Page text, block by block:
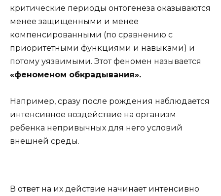
критические периоды онтогенеза оказываются
менее защищенными и менее
компенсированными (по сравнению с
приоритетными функциями и навыками) и
потому уязвимыми. Этот феномен называется
«феноменом обкрадывания».
Например, сразу после рождения наблюдается
интенсивное воздействие на организм
ребенка непривычных для него условий
внешней среды.
В ответ на их действие начинает интенсивно